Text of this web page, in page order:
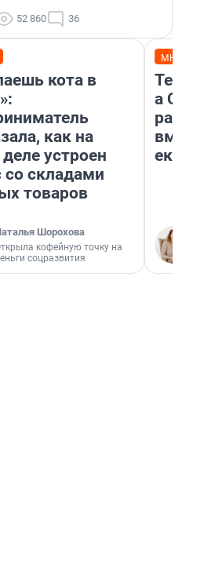
52 860 36
кота в
как на
устроен
со складами
товаров
Шорохова
кофейную точку на
соцразвития
а